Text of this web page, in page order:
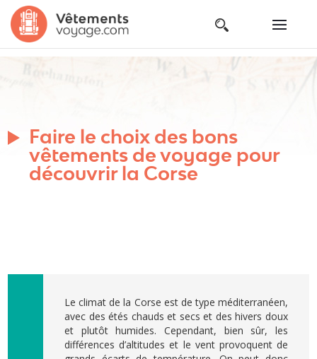
Faire le choix des bons
vêtements de voyage pour
découvrir la Corse
Le climat de la Corse est de type méditerranéen,
avec des étés chauds et secs et des hivers doux
et plutôt humides. Cependant, bien sûr, les
différences d’altitudes et le vent provoquent de